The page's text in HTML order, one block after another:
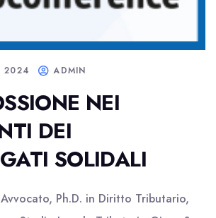
2024 ADMIN
NEI
DEI
SOLIDALI
Ph.D. in Diritto Tributario,